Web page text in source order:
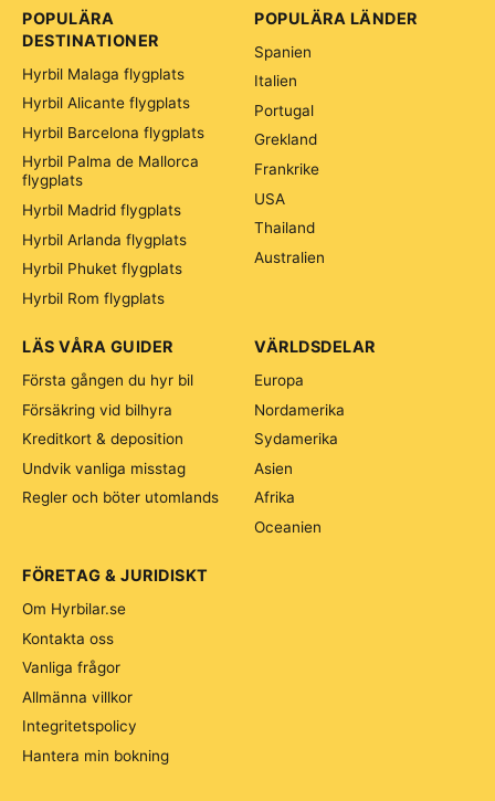
POPULÄRA
DESTINATIONER
Hyrbil Malaga flygplats
Hyrbil Alicante flygplats
Hyrbil Barcelona flygplats
Hyrbil Palma de Mallorca
flygplats
Hyrbil Madrid flygplats
Hyrbil Arlanda flygplats
Hyrbil Phuket flygplats
Hyrbil Rom flygplats
POPULÄRA LÄNDER
Spanien
Italien
Portugal
Grekland
Frankrike
USA
Thailand
Australien
VÄRLDSDELAR
Europa
Nordamerika
Sydamerika
Asien
Afrika
Oceanien
LÄS VÅRA GUIDER
Första gången du hyr bil
Försäkring vid bilhyra
Kreditkort & deposition
Undvik vanliga misstag
Regler och böter utomlands
FÖRETAG & JURIDISKT
Om Hyrbilar.se
Kontakta oss
Vanliga frågor
Allmänna villkor
Integritetspolicy
Hantera min bokning